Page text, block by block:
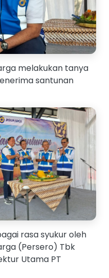
melakukan tanya
santunan
rasa syukur oleh
(Persero) Tbk
Utama PT